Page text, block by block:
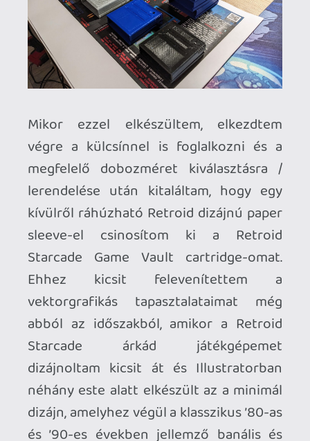
háromféle színvariációban néhány
példányt, amelyhez szintén saját kezűleg
szerkesztett logó és matrica is társult.
Kinyomtattam a néhány óra alatt
elkészült kézikönyvecskét, leírásokat,
projekt, amely az eredetileg tervezett
néhány hónap helyett konkrétan két évig
tartott (igaz, ebből másfél év tetszhalott
állapot volt, de november végén
ráúsztam ismét a témára és kb. két hónap
alatt sikerült is tető alá hozni).
WHATSNEXT
Információk Oké, értem és elfogadom!